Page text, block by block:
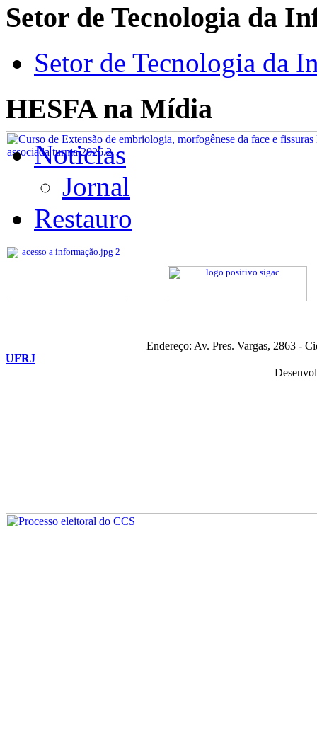
Setor de Tecnologia da
Setor de Tecnologia da
HESFA na Mídia
Noticias
Jornal
Restauro
Endereço: Av. Pres. Vargas, 2863 -
UFRJ